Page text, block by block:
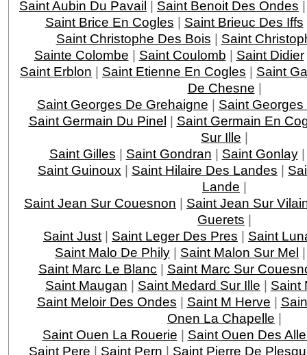
Saint Aubin Du Pavail | Saint Benoit Des Ondes
Saint Brice En Cogles | Saint Brieuc Des Iffs
Saint Christophe Des Bois | Saint
Sainte Colombe | Saint Coulomb | Saint Didier
Saint Erblon | Saint Etienne En Cogles | Saint
De Chesne |
Saint Georges De Grehaigne | Saint
Saint Germain Du Pinel | Saint Germain En
Sur Ille |
Saint Gilles | Saint Gondran | Saint Gonlay
Saint Guinoux | Saint Hilaire Des Landes |
Lande |
Saint Jean Sur Couesnon | Saint Jean Sur
Guerets |
Saint Just | Saint Leger Des Pres | Saint
Saint Malo De Phily | Saint Malon Sur Mel
Saint Marc Le Blanc | Saint Marc Sur
Saint Maugan | Saint Medard Sur Ille | Saint
Saint Meloir Des Ondes | Saint M Herve |
Onen La Chapelle |
Saint Ouen La Rouerie | Saint Ouen Des
Saint Pere | Saint Pern | Saint Pierre De